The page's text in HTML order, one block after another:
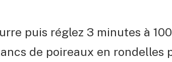
puis réglez 3 minutes à
de poireaux en rondelles